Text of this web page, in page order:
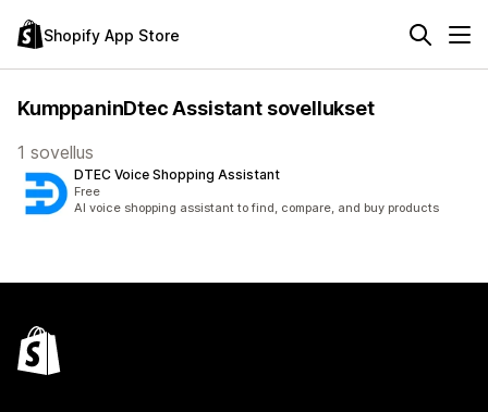
Shopify App Store
KumppaninDtec Assistant sovellukset
1 sovellus
DTEC Voice Shopping Assistant
Free
AI voice shopping assistant to find, compare, and buy products